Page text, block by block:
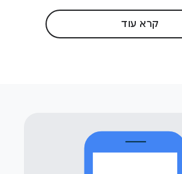
קרא עוד